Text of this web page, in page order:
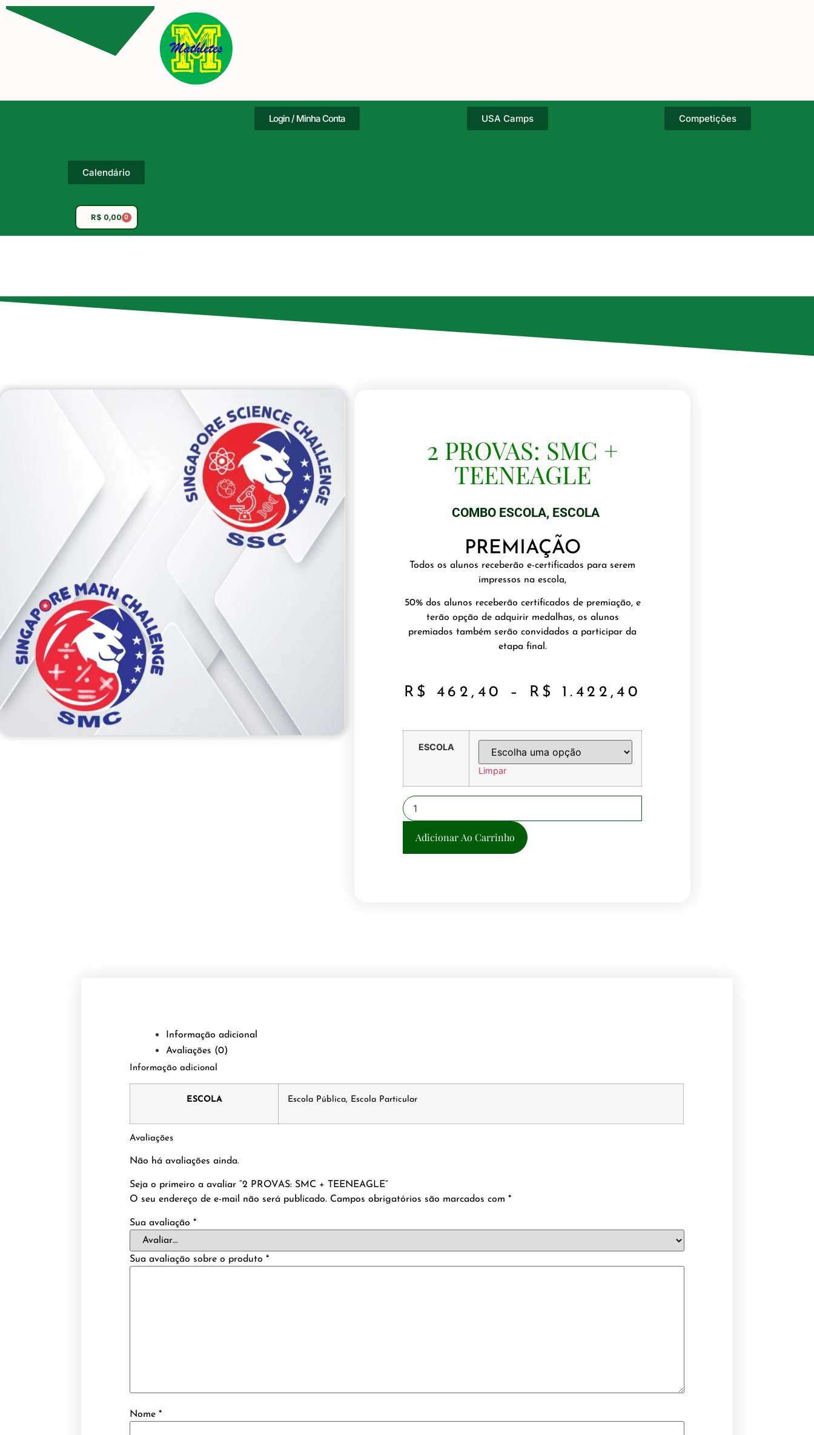
Login / Minha Conta USA Camps Competições
Calendário
R$ 0,00 0
2 PROVAS: SMC +
TEENEAGLE
COMBO ESCOLA, ESCOLA
PREMIAÇÃO
Todos os alunos receberão e-certificados para serem
impressos na escola,
50% dos alunos receberão certificados de premiação, e
terão opção de adquirir medalhas, os alunos
premiados também serão convidados a participar da
etapa final.
R$ 462,40 – R$ 1.422,40
ESCOLA
Limpar
Adicionar Ao Carrinho
Informação adicional
Avaliações (0)
Informação adicional
ESCOLA Escola Pública, Escola Particular
Avaliações
Não há avaliações ainda.
Seja o primeiro a avaliar “2 PROVAS: SMC + TEENEAGLE”
O seu endereço de e-mail não será publicado. Campos obrigatórios são marcados com*
Sua avaliação*
Sua avaliação sobre o produto*
Nome*